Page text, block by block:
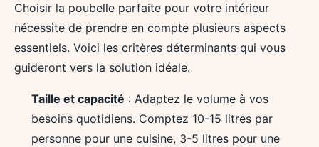
Choisir la poubelle parfaite pour votre intérieur
nécessite de prendre en compte plusieurs aspects
essentiels. Voici les critères déterminants qui vous
guideront vers la solution idéale.
Taille et capacité : Adaptez le volume à vos
besoins quotidiens. Comptez 10-15 litres par
personne pour une cuisine, 3-5 litres pour une